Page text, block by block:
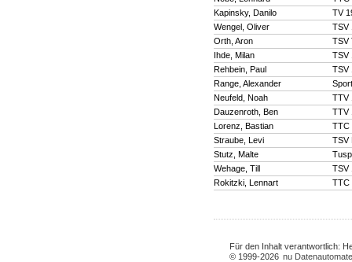
Kapinsky, Danilo
TV
Wengel, Oliver
TSV
Orth, Aron
TSV
Ihde, Milan
TSV
Rehbein, Paul
TSV
Range, Alexander
Neufeld, Noah
TTV
Dauzenroth, Ben
TTV
Lorenz, Bastian
TTC
Straube, Levi
TSV
Stutz, Malte
Wehage, Till
TSV
Rokitzki, Lennart
TTC
Für den Inhalt verantwortlich:
© 1999-2026 nu